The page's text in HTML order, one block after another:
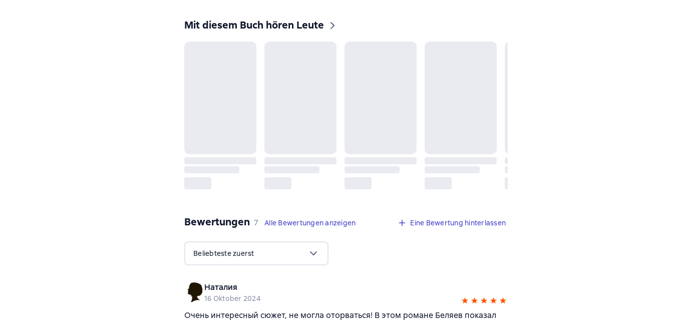
Mit diesem Buch hören Leute
Bewertungen 7 Bewertungen
7 Alle Bewertungen anzeigen Eine Bewertung hinterlassen
Beliebteste zuerst
Наталия
16 Oktober 2024
Очень интересный сюжет, не могла оторваться! В этом романе Беляев показал